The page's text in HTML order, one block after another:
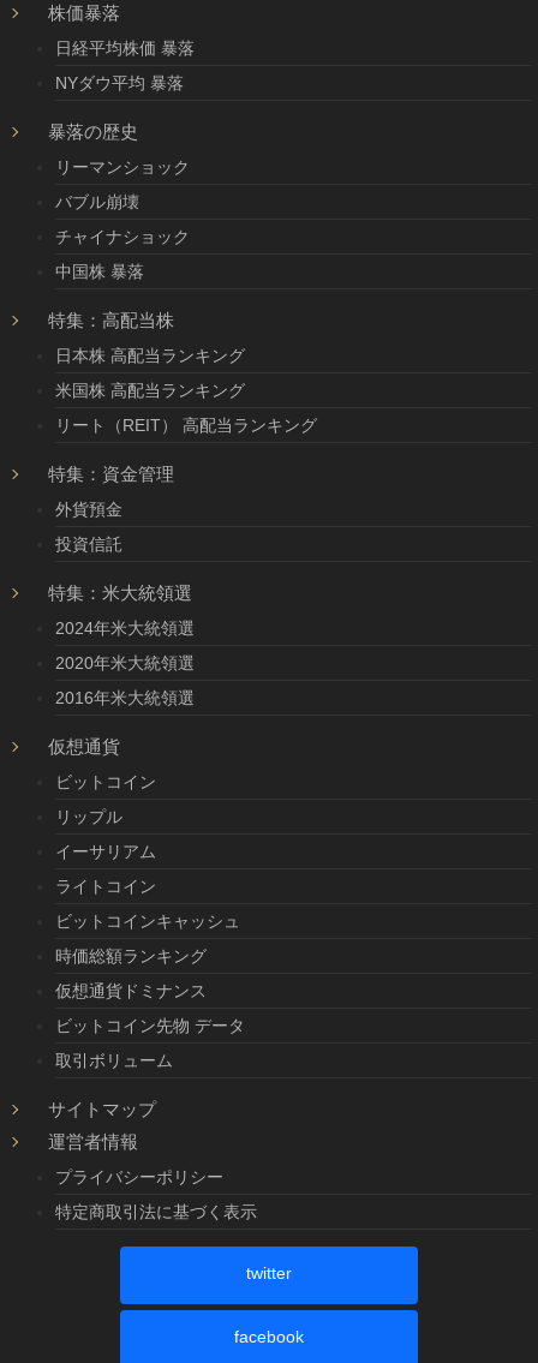
株価暴落
日経平均株価 暴落
NYダウ平均 暴落
暴落の歴史
リーマンショック
バブル崩壊
チャイナショック
中国株 暴落
特集：高配当株
日本株 高配当ランキング
米国株 高配当ランキング
リート（REIT） 高配当ランキング
特集：資金管理
外貨預金
投資信託
特集：米大統領選
2024年米大統領選
2020年米大統領選
2016年米大統領選
仮想通貨
ビットコイン
リップル
イーサリアム
ライトコイン
ビットコインキャッシュ
時価総額ランキング
仮想通貨ドミナンス
ビットコイン先物 データ
取引ボリューム
サイトマップ
運営者情報
プライバシーポリシー
特定商取引法に基づく表示
twitter
facebook